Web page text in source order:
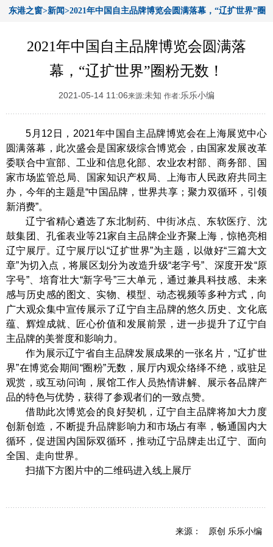
东港之窗>新闻>2021年中国自主品牌博览会圆满落幕，“辽扩世界”圈
2021年中国自主品牌博览会圆满落
幕，“辽扩世界”圈粉无数！
2021-05-14 11:06来源:未知 作者:乐乐小编
5月12日，2021年中国自主品牌博览会在上海展览中心
圆满落幕，此次盛会是国家级综合博览会，由国家发展改革
委联合中宣部、工业和信息化部、农业农村部、商务部、国
家市场监管总局、国家知识产权局、上海市人民政府共同主
办，今年的主题是“中国品牌，世界共享；聚力双循环，引领
新消费”。
辽宁省精心遴选了东北制药、中街冰点、东软医疗、沈
鼓集团、孔雀表业等21家自主品牌企业齐聚上海，惊艳亮相
辽宁展厅。辽宁展厅以“辽扩世界”为主题，以做好“三篇大文
章”为切入点，将展区划分为改造升级“老字号”、深度开发“原
字号”、培育壮大“新字号”三大单元，通过兼具科技感、未来
感与历史感的图文、实物、模型、动态视频等多种方式，向
广大观众集中宣传展示了辽宁自主品牌的悠久历史、文化底
蕴、辉煌成就、匠心价值和发展前景，进一步提升了辽宁自
主品牌的美誉度和影响力。
作为展示辽宁省自主品牌发展成果的一张名片，“辽扩世
界”在博览会期间“圈粉”无数，展厅内观众络绎不绝，或驻足
观赏，或互动问询，展馆工作人员热情讲解、展示各品牌产
品的特色与优势，获得了参观者们的一致点赞。
借助此次博览会的良好契机，辽宁自主品牌将加大力度
创新创造，不断提升品牌影响力和市场占有率，畅通国内大
循环，促进国内国际双循环，推动辽宁品牌走出辽宁、面向
全国、走向世界。
扫描下方图片中的二维码进入线上展厅
来源： 原创 乐乐小编